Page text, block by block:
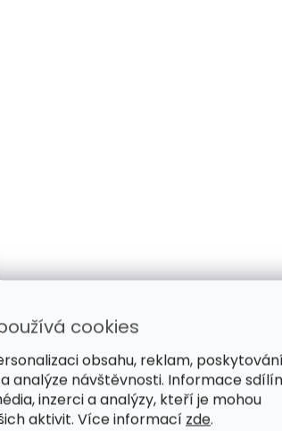
cookies
obsahu, reklam,
analýze návštěvnosti. Informace
inzerci a analýzy, kteří je mohou
aktivit. Více informací zde.